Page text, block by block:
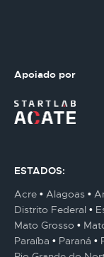
Apoiado por
ESTADOS:
Acre
Alagoas
Distrito Federal
Mato Grosso
Paraíba
Paraná